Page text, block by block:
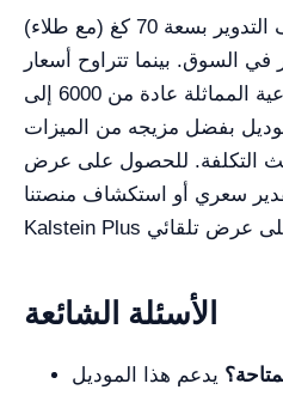
يُعَدّ مجفف التدوير بسعة 70 كغ (مع طلاء) YR06324
السوق. بينما تتراوح أسعار
مجففات التدوير الصناعية المماثلة عادة من 6000 إلى
الموديل بفضل مزيجه من الميزات
التكلفة. للحصول على عرض
سعري أو استكشاف منصتنا
الأسئلة الشائعة
يدعم هذا الموديل